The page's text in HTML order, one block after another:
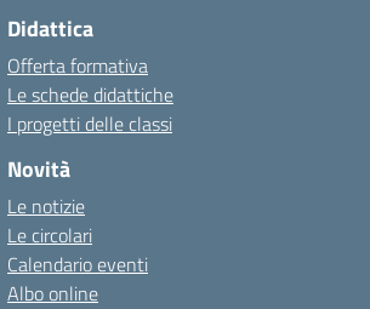
Didattica
Offerta formativa
Le schede didattiche
I progetti delle classi
Novità
Le notizie
Le circolari
Calendario eventi
Albo online